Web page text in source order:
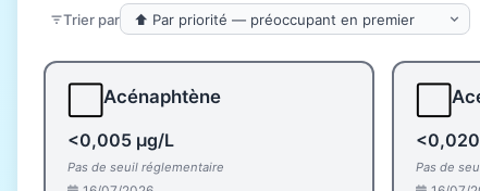
Trier par
Acénaphtène
<0,005 µg/L
Pas de seuil réglementaire Pas de